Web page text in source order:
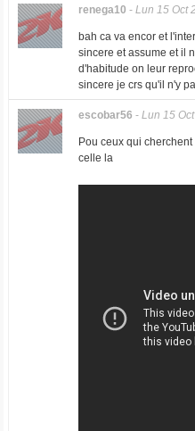
renega10 - Lun 15 Oct
bah ca va encor et
sincere et assume et il
d'habitude on leur
sincere je crs qu'il n'y
escobar56 - Lun 15
Pou ceux qui
celle la